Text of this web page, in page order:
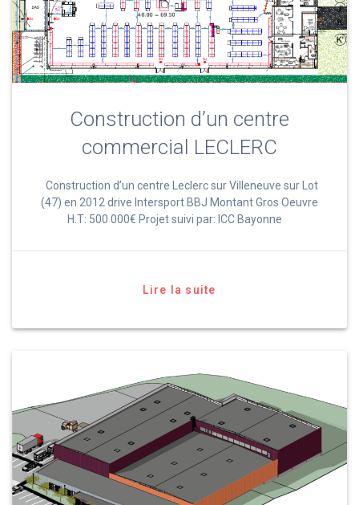
Construction d’un centre
commercial LECLERC
Construction d’un centre Leclerc sur Villeneuve sur Lot
(47) en 2012 drive Intersport BBJ Montant Gros Oeuvre
H.T: 500 000€ Projet suivi par: ICC Bayonne
Lire la suite